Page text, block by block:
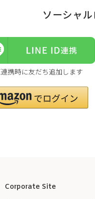
ソーシャ
携時に友だち追加します
Corporate Site